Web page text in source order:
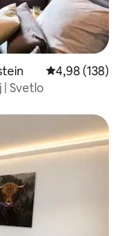
Priemerné
4,98 (138)
| Svetlo